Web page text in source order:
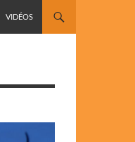
VIDÉOS